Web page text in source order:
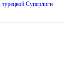
Суперлиги